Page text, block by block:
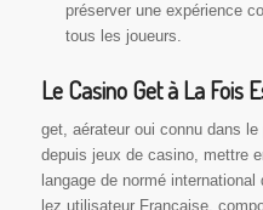
préserver une expérience
tous les joueurs.
Le Casino Get à La Fois
get, aérateur oui connu dans
depuis jeux de casino, mettre
langage de normé
lez utilisateur Française,